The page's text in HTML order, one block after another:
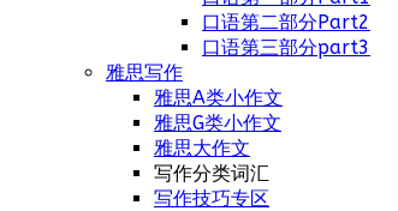
口语第二部分Part2
口语第三部分part3
雅思写作
雅思A类小作文
雅思G类小作文
雅思大作文
写作分类词汇
写作技巧专区